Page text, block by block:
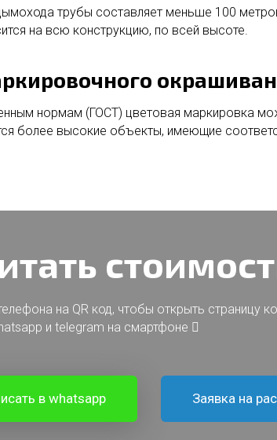
трубы составляет меньше 100
на всю конструкцию, по всей высоте.
нормам (ГОСТ) цветовая маркировка
более высокие объекты, имеющие
на QR код, чтобы открыть страницу
и telegram на смартфоне
в whatsapp Заявка на